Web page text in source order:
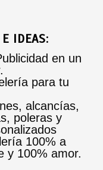
IDEAS:
en un
para tu
alcancías,
poleras y
100% a
y 100% amor.